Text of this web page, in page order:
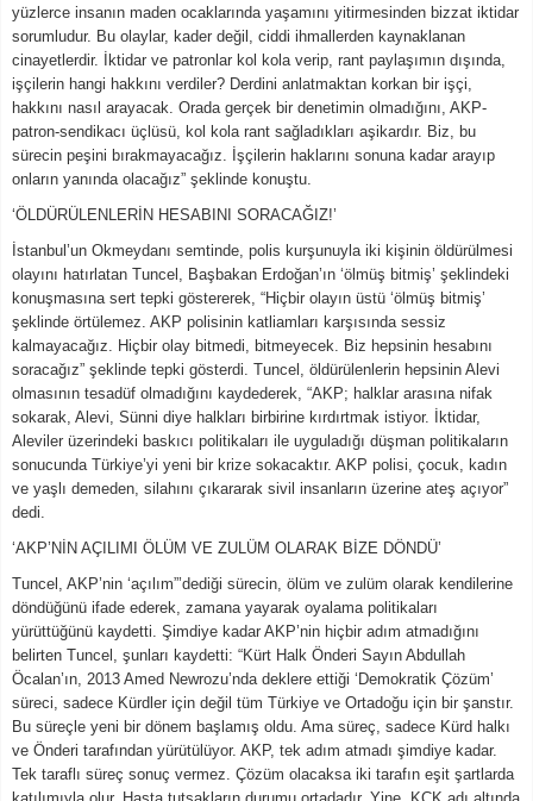
yüzlerce insanın maden ocaklarında yaşamını yitirmesinden bizzat iktidar
sorumludur. Bu olaylar, kader değil, ciddi ihmallerden kaynaklanan
cinayetlerdir. İktidar ve patronlar kol kola verip, rant paylaşımın dışında,
işçilerin hangi hakkını verdiler? Derdini anlatmaktan korkan bir işçi,
hakkını nasıl arayacak. Orada gerçek bir denetimin olmadığını, AKP-
patron-sendikacı üçlüsü, kol kola rant sağladıkları aşikardır. Biz, bu
sürecin peşini bırakmayacağız. İşçilerin haklarını sonuna kadar arayıp
onların yanında olacağız” şeklinde konuştu.
‘ÖLDÜRÜLENLERİN HESABINI SORACAĞIZ!’
İstanbul’un Okmeydanı semtinde, polis kurşunuyla iki kişinin öldürülmesi
olayını hatırlatan Tuncel, Başbakan Erdoğan’ın ‘ölmüş bitmiş’ şeklindeki
konuşmasına sert tepki göstererek, “Hiçbir olayın üstü ‘ölmüş bitmiş’
şeklinde örtülemez. AKP polisinin katliamları karşısında sessiz
kalmayacağız. Hiçbir olay bitmedi, bitmeyecek. Biz hepsinin hesabını
soracağız” şeklinde tepki gösterdi. Tuncel, öldürülenlerin hepsinin Alevi
olmasının tesadüf olmadığını kaydederek, “AKP; halklar arasına nifak
sokarak, Alevi, Sünni diye halkları birbirine kırdırtmak istiyor. İktidar,
Aleviler üzerindeki baskıcı politikaları ile uyguladığı düşman politikaların
sonucunda Türkiye’yi yeni bir krize sokacaktır. AKP polisi, çocuk, kadın
ve yaşlı demeden, silahını çıkararak sivil insanların üzerine ateş açıyor”
dedi.
‘AKP’NİN AÇILIMI ÖLÜM VE ZULÜM OLARAK BİZE DÖNDÜ’
Tuncel, AKP’nin ‘açılım”’dediği sürecin, ölüm ve zulüm olarak kendilerine
döndüğünü ifade ederek, zamana yayarak oyalama politikaları
yürüttüğünü kaydetti. Şimdiye kadar AKP’nin hiçbir adım atmadığını
belirten Tuncel, şunları kaydetti: “Kürt Halk Önderi Sayın Abdullah
Öcalan’ın, 2013 Amed Newrozu’nda deklere ettiği ‘Demokratik Çözüm’
süreci, sadece Kürdler için değil tüm Türkiye ve Ortadoğu için bir şanstır.
Bu süreçle yeni bir dönem başlamış oldu. Ama süreç, sadece Kürd halkı
ve Önderi tarafından yürütülüyor. AKP, tek adım atmadı şimdiye kadar.
Tek taraflı süreç sonuç vermez. Çözüm olacaksa iki tarafın eşit şartlarda